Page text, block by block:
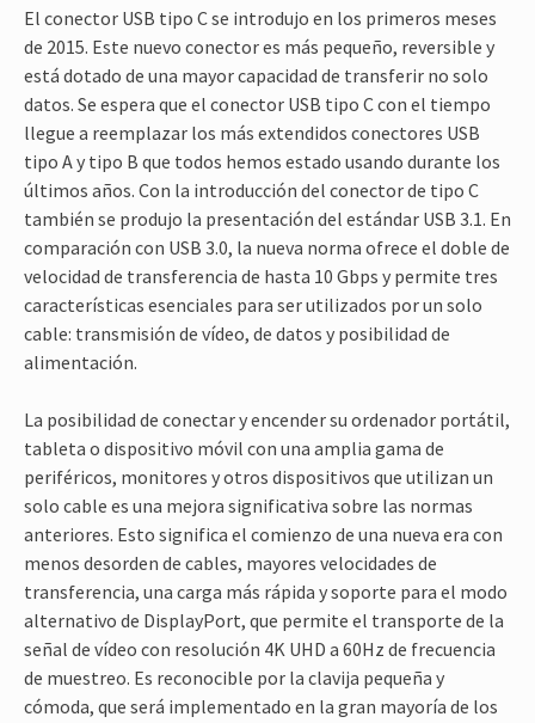
El conector USB tipo C se introdujo en los primeros meses
de 2015. Este nuevo conector es más pequeño, reversible y
está dotado de una mayor capacidad de transferir no solo
datos. Se espera que el conector USB tipo C con el tiempo
llegue a reemplazar los más extendidos conectores USB
tipo A y tipo B que todos hemos estado usando durante los
últimos años. Con la introducción del conector de tipo C
también se produjo la presentación del estándar USB 3.1. En
comparación con USB 3.0, la nueva norma ofrece el doble de
velocidad de transferencia de hasta 10 Gbps y permite tres
características esenciales para ser utilizados por un solo
cable: transmisión de vídeo, de datos y posibilidad de
alimentación.
La posibilidad de conectar y encender su ordenador portátil,
tableta o dispositivo móvil con una amplia gama de
periféricos, monitores y otros dispositivos que utilizan un
solo cable es una mejora significativa sobre las normas
anteriores. Esto significa el comienzo de una nueva era con
menos desorden de cables, mayores velocidades de
transferencia, una carga más rápida y soporte para el modo
alternativo de DisplayPort, que permite el transporte de la
señal de vídeo con resolución 4K UHD a 60Hz de frecuencia
de muestreo. Es reconocible por la clavija pequeña y
cómoda, que será implementado en la gran mayoría de los